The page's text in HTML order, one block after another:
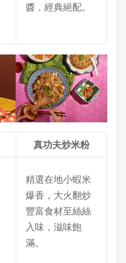
醬，經典絕配。
真功夫炒米粉
精選在地小蝦米
爆香，大火翻炒
豐富食材至絲絲
入味，滋味飽
滿。
確認